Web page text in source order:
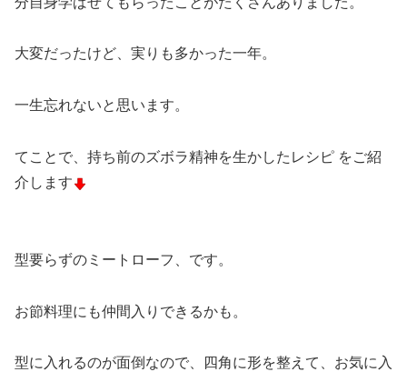
大変だったけど、実りも多かった一年。
一生忘れないと思います。
てことで、持ち前のズボラ精神を生かしたレシピ をご紹
介します
型要らずのミートローフ、です。
お節料理にも仲間入りできるかも。
型に入れるのが面倒なので、四角に形を整えて、お気に入